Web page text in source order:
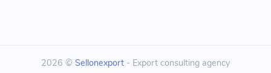
2026 © Sellonexport - Export consulting agency